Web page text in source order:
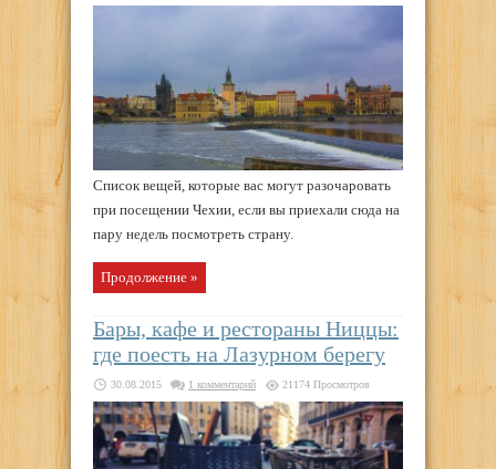
Список вещей, которые вас могут разочаровать
при посещении Чехии, если вы приехали сюда на
пару недель посмотреть страну.
Продолжение »
Бары, кафе и рестораны Ниццы:
где поесть на Лазурном берегу
30.08.2015 1 комментарий 21174 Просмотров